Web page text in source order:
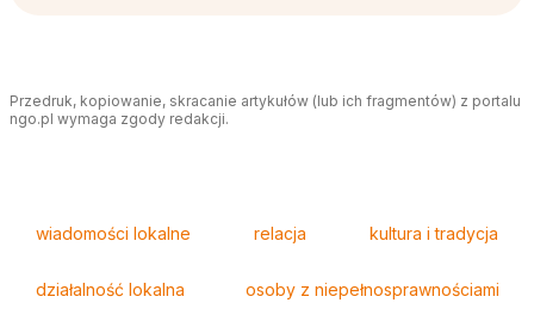
Przedruk, kopiowanie, skracanie artykułów (lub ich fragmentów) z portalu
ngo.pl wymaga zgody redakcji.
wiadomości lokalne relacja kultura i tradycja
działalność lokalna osoby z niepełnosprawnościami